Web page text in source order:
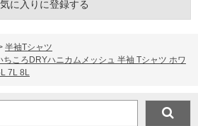
に入りに登録する
半袖Tシャツ
ちころDRYハニカムメッシュ 半袖 Tシャツ ホワ
7L 8L